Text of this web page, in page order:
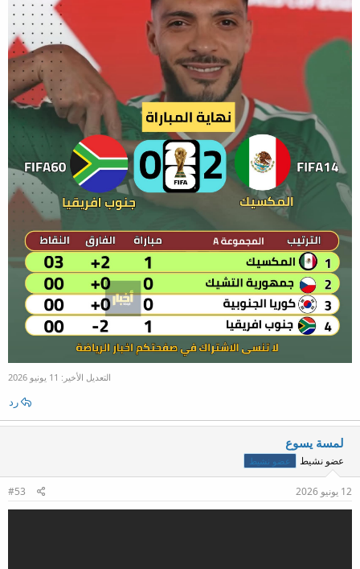
التعديل الأخير: 11 يونيو 2026
رد
لمسة يسوع
عضو نشيط عضو نشيط
12 يونيو 2026 #53